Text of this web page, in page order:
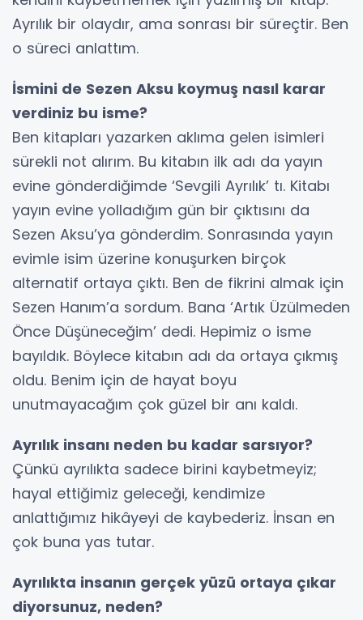
Ayrılık bir olaydır, ama sonrası bir süreçtir. Ben
o süreci anlattım.
İsmini de Sezen Aksu koymuş nasıl karar
verdiniz bu isme?
Ben kitapları yazarken aklıma gelen isimleri
sürekli not alırım. Bu kitabın ilk adı da yayın
evine gönderdiğimde ‘Sevgili Ayrılık’ tı. Kitabı
yayın evine yolladığım gün bir çıktısını da
Sezen Aksu’ya gönderdim. Sonrasında yayın
evimle isim üzerine konuşurken birçok
alternatif ortaya çıktı. Ben de fikrini almak için
Sezen Hanım’a sordum. Bana ‘Artık Üzülmeden
Önce Düşüneceğim’ dedi. Hepimiz o isme
bayıldık. Böylece kitabın adı da ortaya çıkmış
oldu. Benim için de hayat boyu
unutmayacağım çok güzel bir anı kaldı.
Ayrılık insanı neden bu kadar sarsıyor?
Çünkü ayrılıkta sadece birini kaybetmeyiz;
hayal ettiğimiz geleceği, kendimize
anlattığımız hikâyeyi de kaybederiz. İnsan en
çok buna yas tutar.
Ayrılıkta insanın gerçek yüzü ortaya çıkar
diyorsunuz, neden?